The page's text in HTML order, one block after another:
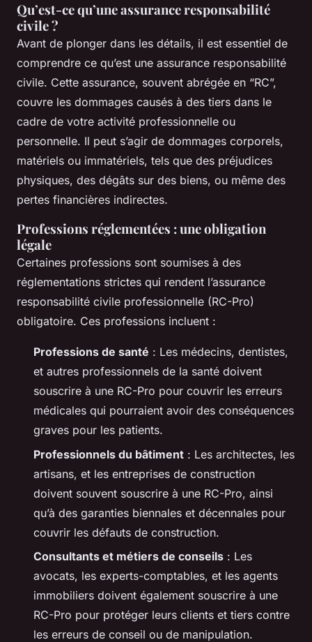
Qu’est-ce qu’une assurance responsabilité
civile ?
Avant de plonger dans les détails, il est essentiel de
comprendre ce qu’est une assurance responsabilité
civile. Cette assurance, souvent abrégée en “RC”,
couvre les dommages causés à des tiers dans le
cadre de votre activité professionnelle ou
personnelle. Il peut s’agir de dommages corporels,
matériels ou immatériels, tels que des préjudices
physiques, des dégâts sur des biens, ou même des
pertes financières indirectes.
Professions réglementées : une obligation
légale
Certaines professions sont soumises à des
réglementations strictes qui rendent l’assurance
responsabilité civile professionnelle (RC-Pro)
obligatoire. Ces professions incluent :
Professions de santé : Les médecins, dentistes,
et autres professionnels de la santé doivent
souscrire à une RC-Pro pour couvrir les erreurs
médicales qui pourraient avoir des conséquences
graves pour les patients.
Professionnels du bâtiment : Les architectes, les
artisans, et les entreprises de construction
doivent souvent souscrire à une RC-Pro, ainsi
qu’à des garanties biennales et décennales pour
couvrir les défauts de construction.
Consultants et métiers de conseils : Les
avocats, les experts-comptables, et les agents
immobiliers doivent également souscrire à une
RC-Pro pour protéger leurs clients et tiers contre
les erreurs de conseil ou de manipulation.